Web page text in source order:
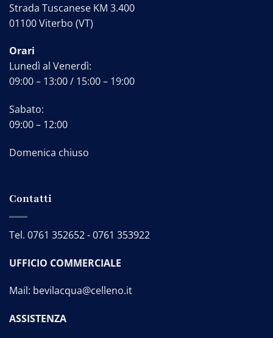
Strada Tuscanese KM 3.400
01100 Viterbo (VT)
Orari
Lunedì al Venerdì:
09:00 – 13:00 / 15:00 – 19:00
Sabato:
09:00 – 12:00
Domenica chiuso
Contatti
Tel. 0761 352652-0761 353922
UFFICIO COMMERCIALE
Mail: bevilacqua@celleno.it
ASSISTENZA